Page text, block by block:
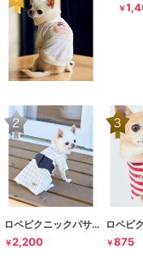
￥
ロペピクニックパサージュ
￥2,200 ￥875